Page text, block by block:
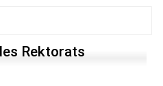
Rektorats